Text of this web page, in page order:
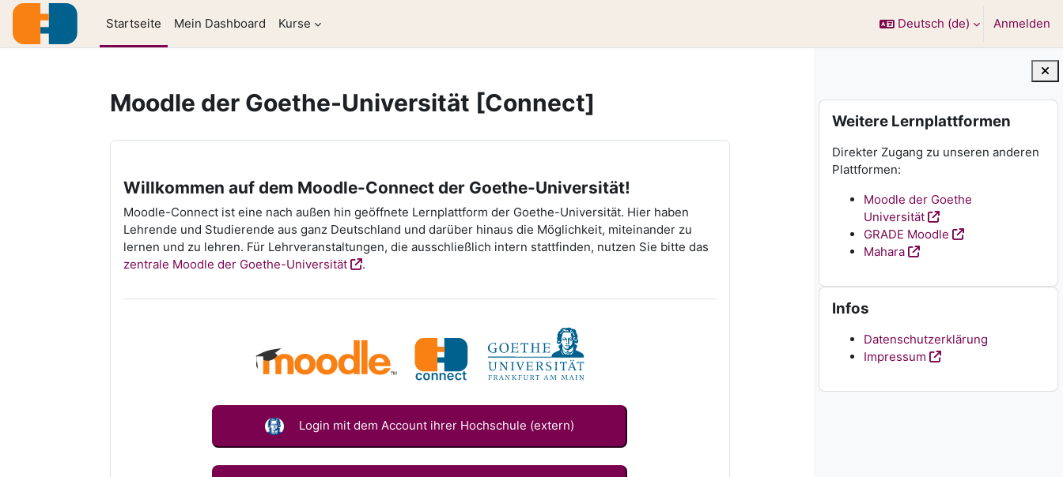
Zum Hauptinhalt
Startseite
Mein Dashboard Kurse Deutsch ‎(de)‎ Anmelden
Blöcke
Weitere Lernplattformen überspringen
Weitere Lernplattformen
Direkter Zugang zu unseren anderen
Plattformen:
Moodle der Goethe
Universität
GRADE Moodle
Mahara
Infos überspringen
Infos
Datenschutzerklärung
Impressum
Moodle der Goethe-Universität [Connect]
Willkommen auf dem Moodle-Connect der Goethe-Universität!
Moodle-Connect ist eine nach außen hin geöffnete Lernplattform der Goethe-Universität. Hier haben
Lehrende und Studierende aus ganz Deutschland und darüber hinaus die Möglichkeit, miteinander zu
lernen und zu lehren. Für Lehrveranstaltungen, die ausschließlich intern stattfinden, nutzen Sie bitte das
zentrale Moodle der Goethe-Universität
.
Login mit dem Account ihrer Hochschule (extern)